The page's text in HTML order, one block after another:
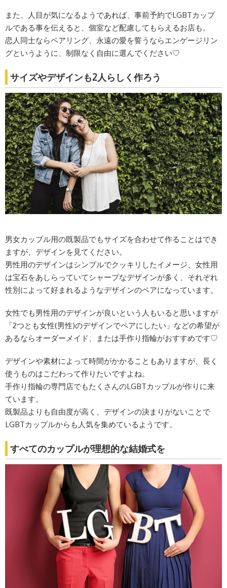
また、人目が気になるようであれば、事前予約でLGBTカップ
ルである事を伝えると、個室など配慮してもらえるお店も。
恋人同士ならペアリング、永遠の愛を誓うならエンゲージリン
グというように、制限なく自由に選んでください♡
サイズやデザインも2人らしく作ろう
男女カップル用の既製品でもサイズを合わせて作ることはでき
ますが、デザインを見てください。
男性用のデザインはシンプルでクッキリしたイメージ、女性用
は宝石をあしらっていてシャープなデザインが多く、それぞれ
性別によって好まれるようなデザインのペアになっています。
女性でも男性用のデザインが良いという人もいると思いますが
「2つとも女性(男性)のデザインでペアにしたい」などの希望が
あるならオーダーメイド、または手作り指輪がおすすめです♡
デザインや素材によって時間がかかることもありますが、長く
使うものはこだわって作りたいですよね。
手作り指輪の専門店でもたくさんのLGBTカップルが作りに来
ています。
既製品よりも自由度が高く、デザインの決まりがないことで
LGBTカップルからも人気を集めているようです。
すべてのカップルが理想的な結婚式を